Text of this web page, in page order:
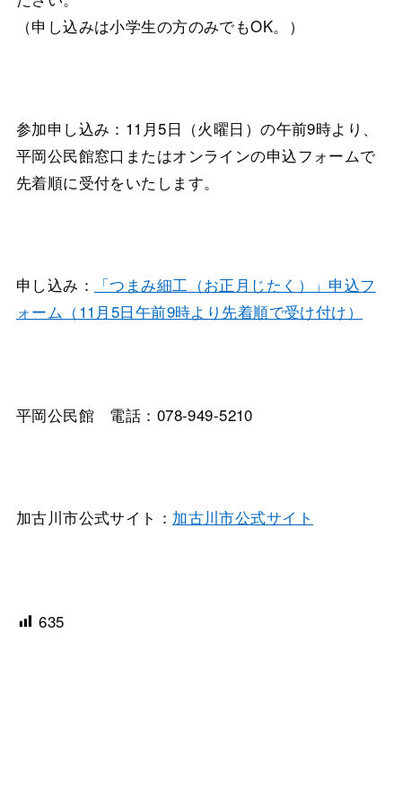
（申し込みは小学生の方のみでもOK。）
参加申し込み：11月5日（火曜日）の午前9時より、
平岡公民館窓口またはオンラインの申込フォームで
先着順に受付をいたします。
申し込み：
「つまみ細工（お正月じたく）」申込フ
ォーム（11月5日午前9時より先着順で受け付け）
平岡公民館 電話：078-949-5210
加古川市公式サイト： 加古川市公式サイト
635